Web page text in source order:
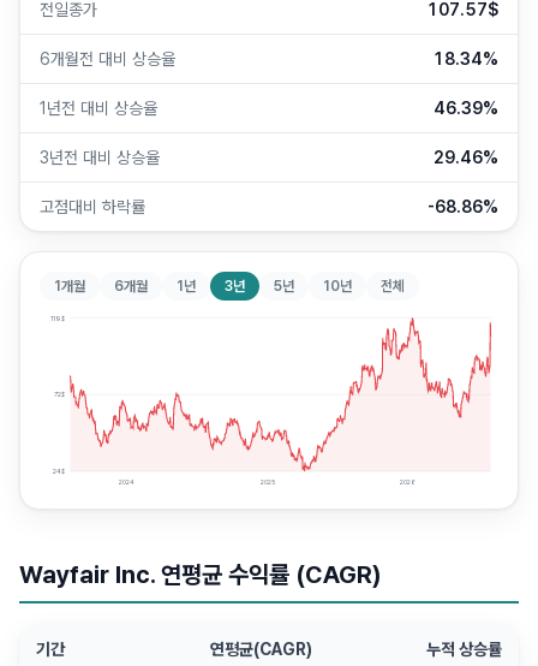
전일종가 107.57$
6개월전 대비 상승율 18.34%
1년전 대비 상승율 46.39%
3년전 대비 상승율 29.46%
고점대비 하락률 -68.86%
1개월 6개월 1년 3년 5년 10년 전체
119$
72$
24$
2024 2025 2026
Wayfair Inc. 연평균 수익률 (CAGR)
기간 연평균(CAGR) 누적 상승률